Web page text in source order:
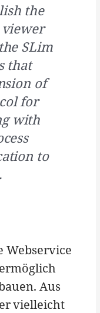
the
SLim
that
of
for
with
to
Webservice
Aus
vielleicht